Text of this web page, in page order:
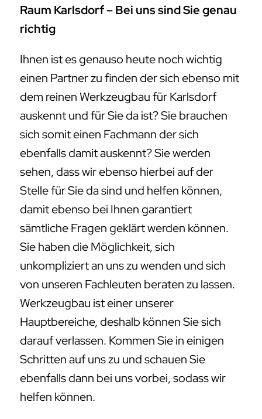
Raum Karlsdorf – Bei uns sind Sie genau
richtig
Ihnen ist es genauso heute noch wichtig
einen Partner zu finden der sich ebenso mit
dem reinen Werkzeugbau für Karlsdorf
auskennt und für Sie da ist? Sie brauchen
sich somit einen Fachmann der sich
ebenfalls damit auskennt? Sie werden
sehen, dass wir ebenso hierbei auf der
Stelle für Sie da sind und helfen können,
damit ebenso bei Ihnen garantiert
sämtliche Fragen geklärt werden können.
Sie haben die Möglichkeit, sich
unkompliziert an uns zu wenden und sich
von unseren Fachleuten beraten zu lassen.
Werkzeugbau ist einer unserer
Hauptbereiche, deshalb können Sie sich
darauf verlassen. Kommen Sie in einigen
Schritten auf uns zu und schauen Sie
ebenfalls dann bei uns vorbei, sodass wir
helfen können.